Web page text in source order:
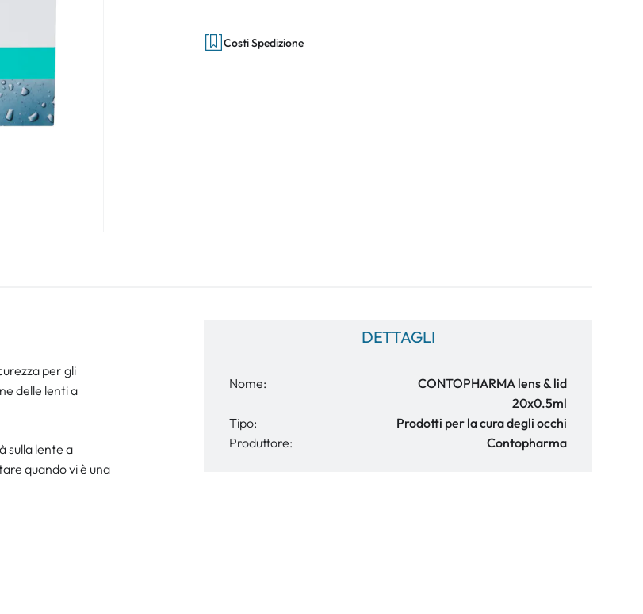
Costi Spedizione
per gli
delle lenti a
sulla lente a
quando vi è una
DETTAGLI
Nome:
CONTOPHARMA lens & lid
20x0.5ml
Tipo:
Prodotti per la cura degli occhi
Produttore:
Contopharma